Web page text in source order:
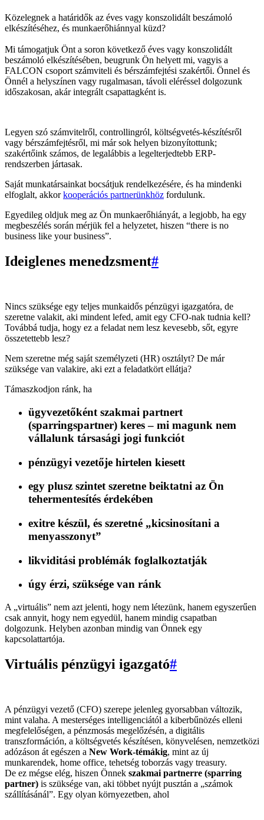
Közelegnek a határidők az éves vagy konszolidált beszámoló
elkészítéséhez, és munkaerőhiánnyal küzd?
Mi támogatjuk Önt a soron következő éves vagy konszolidált
beszámoló elkészítésében, beugrunk Ön helyett mi, vagyis a
FALCON csoport számviteli és bérszámfejtési szakértői. Önnel és
Önnél a helyszínen vagy rugalmasan, távoli eléréssel dolgozunk
időszakosan, akár integrált csapattagként is.
Legyen szó számvitelről, controllingról, költségvetés-készítésről
vagy bérszámfejtésről, mi már sok helyen bizonyítottunk;
szakértőink számos, de legalábbis a legelterjedtebb ERP-
rendszerben jártasak.
Saját munkatársainkat bocsátjuk rendelkezésére, és ha mindenki
elfoglalt, akkorkooperációs partnerünkhöz fordulunk.
Egyedileg oldjuk meg az Ön munkaerőhiányát, a legjobb, ha egy
megbeszélés során mérjük fel a helyzetet, hiszen “there is no
business like your business”.
Ideiglenes menedzsment#
Nincs szüksége egy teljes munkaidős pénzügyi igazgatóra, de
szeretne valakit, aki mindent lefed, amit egy CFO-nak tudnia kell?
Továbbá tudja, hogy ez a feladat nem lesz kevesebb, sőt, egyre
összetettebb lesz?
Nem szeretne még saját személyzeti (HR) osztályt? De már
szüksége van valakire, aki ezt a feladatkört ellátja?
Támaszkodjon ránk, ha
ügyvezetőként szakmai partnert
(sparringspartner) keres – mi magunk nem
vállalunk társasági jogi funkciót
pénzügyi vezetője hirtelen kiesett
egy plusz szintet szeretne beiktatni az Ön
tehermentesítés érdekében
exitre készül, és szeretné „kicsinosítani a
menyasszonyt”
likviditási problémák foglalkoztatják
úgy érzi, szüksége van ránk
A „virtuális” nem azt jelenti, hogy nem létezünk, hanem egyszerűen
csak annyit, hogy nem egyedül, hanem mindig csapatban
dolgozunk. Helyben azonban mindig van Önnek egy
kapcsolattartója.
Virtuális pénzügyi igazgató#
A pénzügyi vezető (CFO) szerepe jelenleg gyorsabban változik,
mint valaha. A mesterséges intelligenciától a kiberbűnözés elleni
megfelelőségen, a pénzmosás megelőzésén, a digitális
transzformáción, a költségvetés készítésen, könyvelésen, nemzetközi
adózáson át egészen a New Work-témákig, mint az új
munkarendek, home office, tehetség toborzás vagy treasury.
De ez mégse elég, hiszen Önnek szakmai partnerre (sparring
partner) is szüksége van, aki többet nyújt pusztán a „számok
szállításánál”. Egy olyan környezetben, ahol